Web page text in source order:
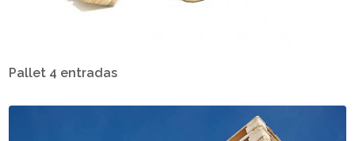
Pallet 4 entradas